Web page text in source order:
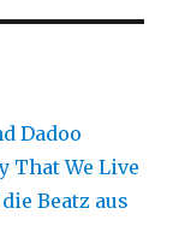
Dadoo
That We Live
Beatz aus